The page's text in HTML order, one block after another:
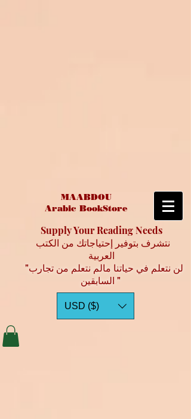
MAABDOU
Arabic BookStore
Supply Your Reading Needs
العربية
"لن نتعلم في حياتنا مالم نتعلم من تجارب
السابقين "
USD ($)